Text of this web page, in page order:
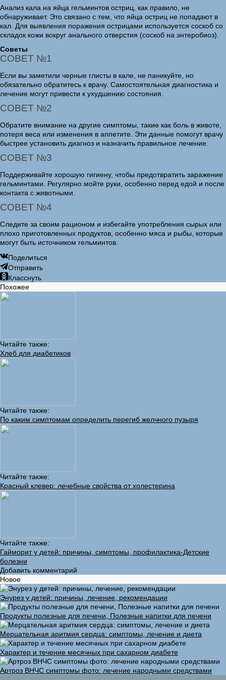
Анализ кала на яйца гельминтов остриц, как правило, не
обнаруживает. Это связано с тем, что яйца остриц не попадают в
кал. Для выявления поражения острицами используется соскоб со
складок кожи вокруг анального отверстия (соскоб на энтеробиоз).
Советы
СОВЕТ №1
Если вы заметили черные глисты в кале, не паникуйте, но
обязательно обратитесь к врачу. Самостоятельная диагностика и
лечение могут привести к ухудшению состояния.
СОВЕТ №2
Обратите внимание на другие симптомы, такие как боль в животе,
потеря веса или изменения в аппетите. Эти данные помогут врачу
быстрее установить диагноз и назначить правильное лечение.
СОВЕТ №3
Поддерживайте хорошую гигиену, чтобы предотвратить заражение
гельминтами. Регулярно мойте руки, особенно перед едой и после
контакта с животными.
СОВЕТ №4
Следите за своим рационом и избегайте употребления сырых или
плохо приготовленных продуктов, особенно мяса и рыбы, которые
могут быть источником гельминтов.
Поделиться
Отправить
Класснуть
Похожее
Читайте также:
Хлеб для диабетиков
Читайте также:
По каким симптомам определить перегиб желчного пузыря
Читайте также:
Красный клевер: лечебные свойства от холестерина
Читайте также:
Гайморит у детей: причины, симптомы, профилактика-Детские
болезни
Добавить комментарий
Новое
Энурез у детей: причины, лечение, рекомендации
Продукты полезные для печени, Полезные напитки для печени
Мерцательная аритмия сердца: симптомы, лечение и диета
Характер и течение месячных при сахарном диабете
Артроз ВНЧС симптомы фото: лечение народными средствами